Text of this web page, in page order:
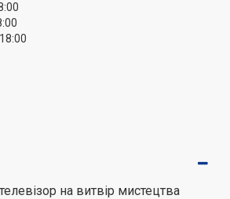
на витвір мистецтва